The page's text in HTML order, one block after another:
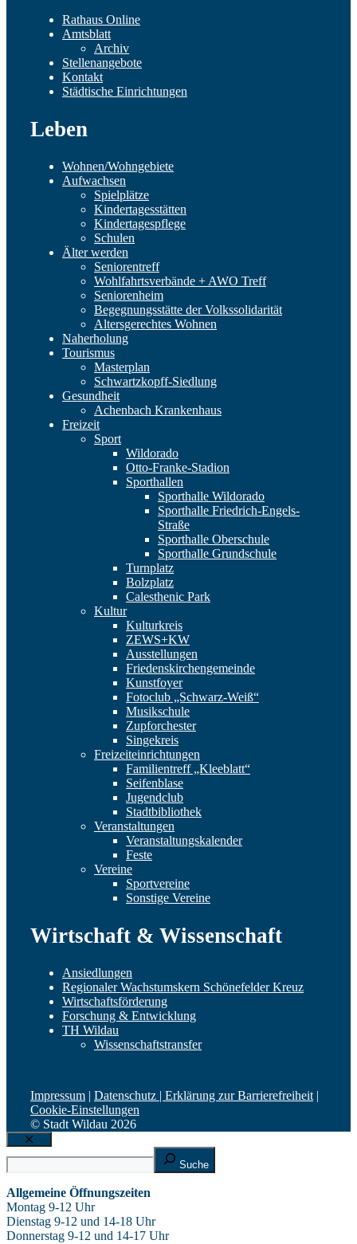
Rathaus Online
Amtsblatt
Archiv
Stellenangebote
Kontakt
Städtische Einrichtungen
Leben
Wohnen/Wohngebiete
Aufwachsen
Spielplätze
Kindertagesstätten
Kindertagespflege
Schulen
Älter werden
Seniorentreff
Wohlfahrtsverbände + AWO Treff
Seniorenheim
Begegnungsstätte der Volkssolidarität
Altersgerechtes Wohnen
Naherholung
Tourismus
Masterplan
Schwartzkopff-Siedlung
Gesundheit
Achenbach Krankenhaus
Freizeit
Sport
Wildorado
Otto-Franke-Stadion
Sporthallen
Sporthalle Wildorado
Sporthalle Friedrich-Engels-
Straße
Sporthalle Oberschule
Sporthalle Grundschule
Turnplatz
Bolzplatz
Calesthenic Park
Kultur
Kulturkreis
ZEWS+KW
Ausstellungen
Friedenskirchengemeinde
Kunstfoyer
Fotoclub „Schwarz-Weiß“
Musikschule
Zupforchester
Singekreis
Freizeiteinrichtungen
Familientreff „Kleeblatt“
Seifenblase
Jugendclub
Stadtbibliothek
Veranstaltungen
Veranstaltungskalender
Feste
Vereine
Sportvereine
Sonstige Vereine
Wirtschaft & Wissenschaft
Ansiedlungen
Regionaler Wachstumskern Schönefelder Kreuz
Wirtschaftsförderung
Forschung & Entwicklung
TH Wildau
Wissenschaftstransfer
Impressum | Datenschutz | Erklärung zur Barrierefreiheit |
Cookie-Einstellungen
© Stadt Wildau 2026
Schließen
Suche
Suche
Allgemeine Öffnungszeiten
Montag 9-12 Uhr
Dienstag 9-12 und 14-18 Uhr
Donnerstag 9-12 und 14-17 Uhr